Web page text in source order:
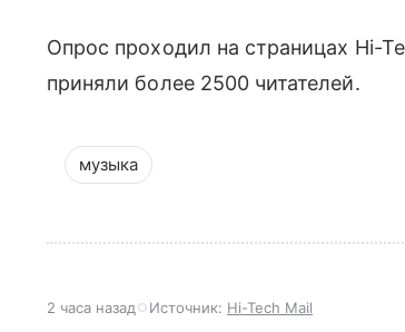
Опрос проходил на страницах Hi-
приняли более 2500 читателей.
музыка
2 часа назад Источник: Hi-Tech Mail